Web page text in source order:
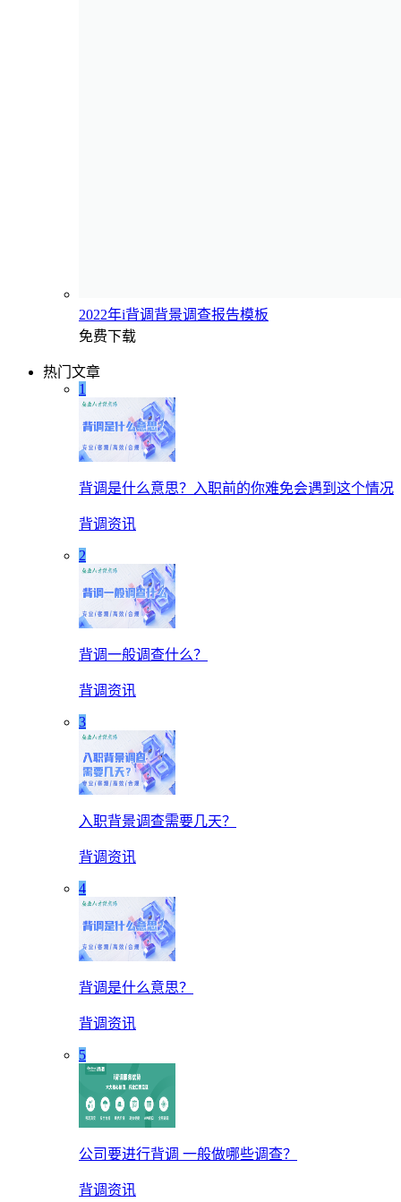
2022年i背调背景调查报告模板
免费下载
热门文章
1
背调是什么意思？入职前的你难免会遇到这个情况
背调资讯
2
背调一般调查什么？
背调资讯
3
入职背景调查需要几天？
背调资讯
4
背调是什么意思？
背调资讯
5
公司要进行背调 一般做哪些调查？
背调资讯